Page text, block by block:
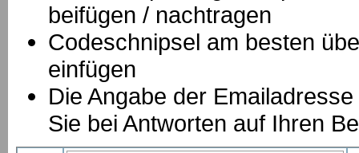
beifügen / nachtragen
Codeschnipsel am besten
einfügen
Die Angabe der
Sie bei Antworten auf Ihren